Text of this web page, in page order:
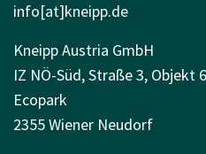
info[at]kneipp.de
Kneipp Austria GmbH
IZ NÖ-Süd, Straße 3, Objekt
Ecopark
2355 Wiener Neudorf